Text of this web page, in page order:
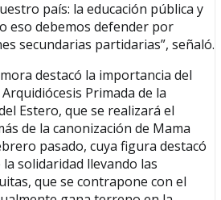
país: la educación pública y
eso debemos defender por
secundarias partidarias”, señaló.
destacó la importancia del
Primada de la
Estero, que se realizará el
de la canonización de Mama
pasado, cuya figura destacó
solidaridad llevando las
que se contrapone con el